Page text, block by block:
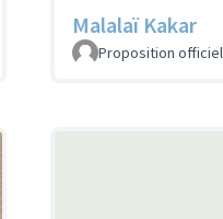
Malalaï Kakar
Proposition